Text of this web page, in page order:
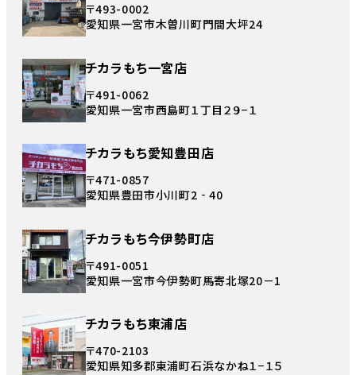
〒493-0002
愛知県一宮市木曽川町門間大坪24
チカラもち一宮店
〒491-0062
愛知県一宮市西島町１丁目２９−１
チカラもち愛知豊田店
〒471-0857
愛知県豊田市小川町2‐40
チカラもち今伊勢町店
〒491-0051
愛知県一宮市今伊勢町馬寄北塚20－1
チカラもち東浦店
〒470-2103
愛知県知多郡東浦町石浜なかね１−１５